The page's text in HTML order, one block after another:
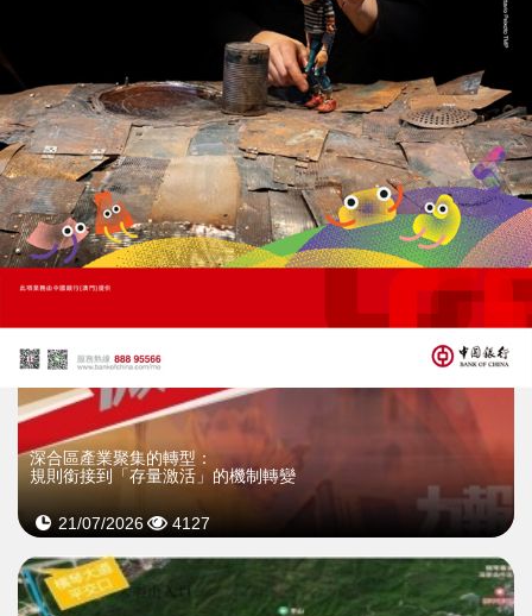
深合區上半年文旅會展消費市場向好
琴澳旅遊團今年參團人次破9萬
22/07/2026 33193
深合區產業聚集的轉型：
規則銜接到「存量激活」的機制轉變
21/07/2026 4127